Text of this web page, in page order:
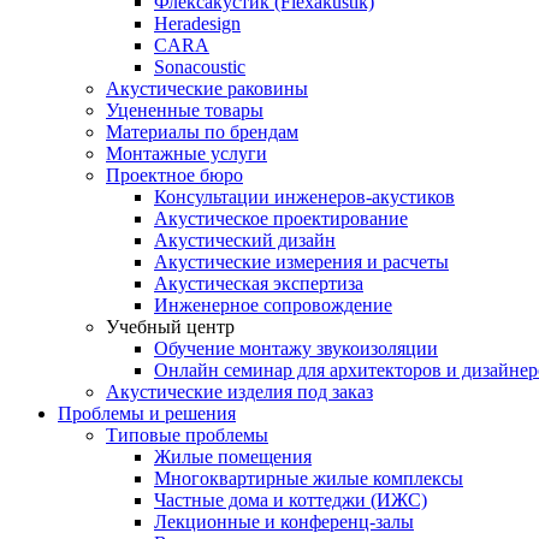
Heradesign
CARA
Sonacoustic
Акустические раковины
Уцененные товары
Материалы по брендам
Монтажные услуги
Проектное бюро
Консультации инженеров-акустиков
Акустическое проектирование
Акустический дизайн
Акустические измерения и расчеты
Акустическая экспертиза
Инженерное сопровождение
Учебный центр
Обучение монтажу звукоизоляции
Онлайн семинар для архитекторов и
Акустические изделия под заказ
Проблемы и решения
Типовые проблемы
Жилые помещения
Многоквартирные жилые комплексы
Частные дома и коттеджи (ИЖС)
Лекционные и конференц-залы